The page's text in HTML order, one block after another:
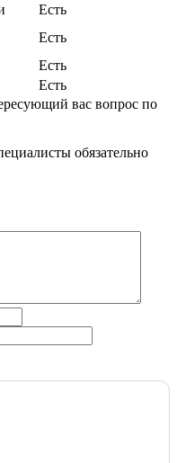
Есть
Есть
Есть
Есть
вас вопрос по
обязательно